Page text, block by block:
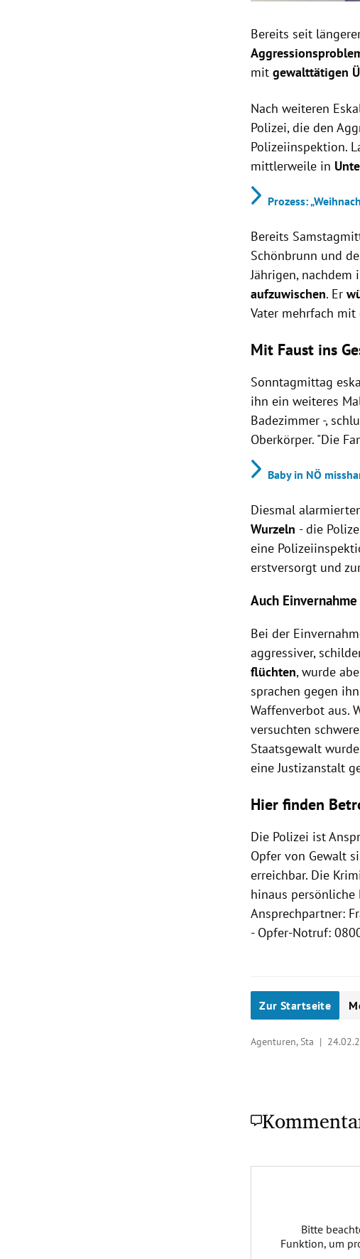
Bereits seit
mitgewalttätigen
Nach weiteren
Polizei, die den
Polizeiinspektion.
mittlerweile in
Prozess:
Bereits
Schönbrunn und
Jährigen,
aufzuwischen. Er
Vater mehrfach mit
Mit Faust ins
Sonntagmittag
ihn ein weiteres
Badezimmer -,
Oberkörper. "Die
Baby in NÖ
Diesmal
Wurzeln - die
eine
erstversorgt und
Auch
Bei der
aggressiver,
flüchten, wurde
sprachen gegen
Waffenverbot aus.
versuchten
Staatsgewalt
eine Justizanstalt
Hier finden
Die Polizei ist
Opfer von Gewalt
erreichbar. Die
hinaus
Ansprechpartner:
- Opfer-Notruf:
Zur Startseite
Agenturen, Sta |